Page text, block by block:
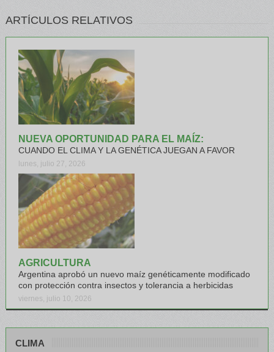
ARTÍCULOS RELATIVOS
NUEVA OPORTUNIDAD PARA EL MAÍZ:
CUANDO EL CLIMA Y LA GENÉTICA JUEGAN A FAVOR
lunes, julio 27, 2026
AGRICULTURA
Argentina aprobó un nuevo maíz genéticamente modificado
con protección contra insectos y tolerancia a herbicidas
viernes, julio 10, 2026
CLIMA